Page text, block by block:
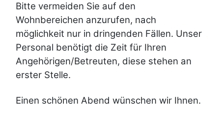
Bitte vermeiden Sie auf den
Wohnbereichen anzurufen, nach
möglichkeit nur in dringenden Fällen. Unser
Personal benötigt die Zeit für Ihren
Angehörigen/Betreuten, diese stehen an
erster Stelle.
Einen schönen Abend wünschen wir Ihnen.